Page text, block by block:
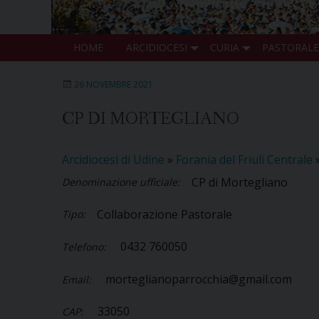
HOME ARCIDIOCESI CURIA PASTORALE
26 NOVEMBRE 2021
CP DI MORTEGLIANO
Arcidiocesi di Udine » Forania del Friuli Centrale
Denominazione ufficiale: CP di Mortegliano
Tipo: Collaborazione Pastorale
Telefono: 0432 760050
Email: morteglianoparrocchia@gmail.com
CAP: 33050